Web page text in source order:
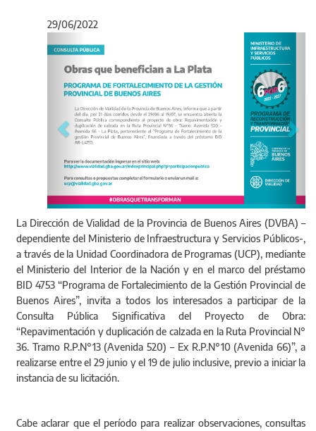
29/06/2022
infraestructura vial de la ciudad de La Plata.
La Dirección de Vialidad de la Provincia de Buenos Aires (DVBA) –
dependiente del Ministerio de Infraestructura y Servicios Públicos-,
a través de la Unidad Coordinadora de Programas (UCP), mediante
el Ministerio del Interior de la Nación y en el marco del préstamo
BID 4753 “Programa de Fortalecimiento de la Gestión Provincial de
Buenos Aires”, invita a todos los interesados a participar de la
Consulta Pública Significativa del Proyecto de Obra:
“Repavimentación y duplicación de calzada en la Ruta Provincial N°
36. Tramo R.P.N°13 (Avenida 520) – Ex R.P.N°10 (Avenida 66)”, a
realizarse entre el 29 junio y el 19 de julio inclusive, previo a iniciar la
instancia de su licitación.
Cabe aclarar que el período para realizar observaciones, consultas